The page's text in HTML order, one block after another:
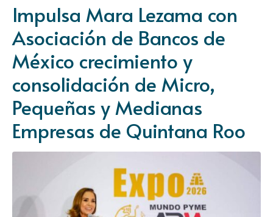
Impulsa Mara Lezama con
Asociación de Bancos de
México crecimiento y
consolidación de Micro,
Pequeñas y Medianas
Empresas de Quintana Roo